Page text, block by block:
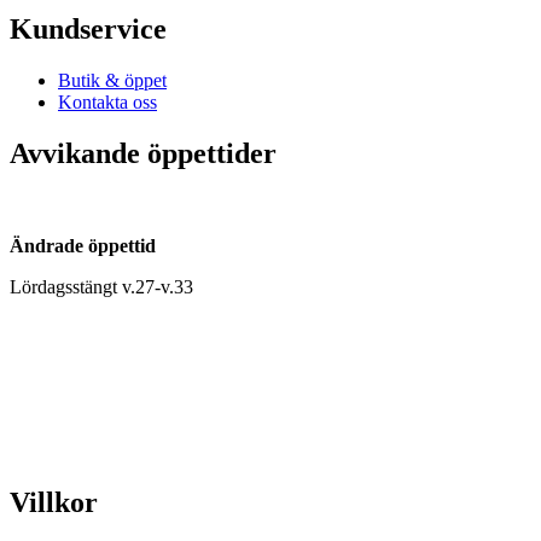
Kundservice
Butik & öppet
Kontakta oss
Avvikande öppettider
Ändrade öppettid
Lördagsstängt v.27-v.33
Villkor